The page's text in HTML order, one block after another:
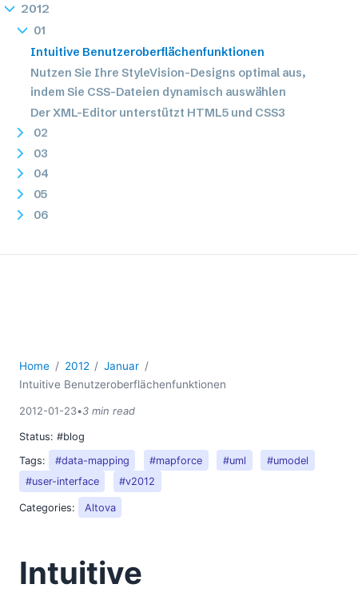
2012
01
Intuitive Benutzeroberflächenfunktionen
Nutzen Sie Ihre StyleVision-Designs optimal aus,
indem Sie CSS-Dateien dynamisch auswählen
Der XML-Editor unterstützt HTML5 und CSS3
02
03
04
05
06
09
2008
Home 2012
Januar
Intuitive Benutzeroberflächenfunktionen
2012-01-23•3 min read
Status: #blog
Tags:
#data-mapping #mapforce #uml
#umodel
#user-interface
#v2012
Categories: Altova
Intuitive